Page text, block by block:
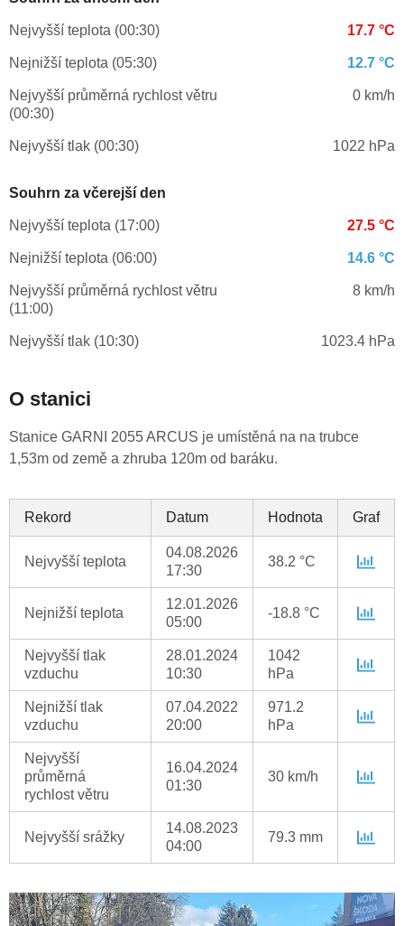
Nejvyšší teplota (00:30) 17.7 °C
Nejnižší teplota (05:30) 12.7 °C
Nejvyšší průměrná rychlost větru
(00:30)
0 km/h
Nejvyšší tlak (00:30) 1022 hPa
Souhrn za včerejší den
Nejvyšší teplota (17:00) 27.5 °C
Nejnižší teplota (06:00) 14.6 °C
Nejvyšší průměrná rychlost větru
(11:00)
8 km/h
Nejvyšší tlak (10:30) 1023.4 hPa
O stanici
Stanice GARNI 2055 ARCUS je umístěná na na trubce
1,53m od země a zhruba 120m od baráku.
Rekord Datum Hodnota Graf
Nejvyšší teplota
04.08.2026
17:30
38.2 °C
Nejnižší teplota
12.01.2026
05:00
-18.8 °C
Nejvyšší tlak
vzduchu
28.01.2024
10:30
1042
hPa
Nejnižší tlak
vzduchu
07.04.2022
20:00
971.2
hPa
Nejvyšší
průměrná
rychlost větru
16.04.2024
01:30
30 km/h
Nejvyšší srážky
14.08.2023
04:00
79.3 mm